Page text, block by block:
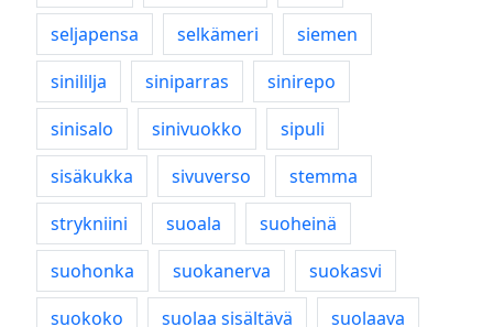
seljapensa
selkämeri
siemen
sinililja
siniparras
sinirepo
sinisalo
sinivuokko
sipuli
sisäkukka
sivuverso
stemma
strykniini
suoala
suoheinä
suohonka
suokanerva
suokasvi
suokoko
suolaa sisältävä
suolaava